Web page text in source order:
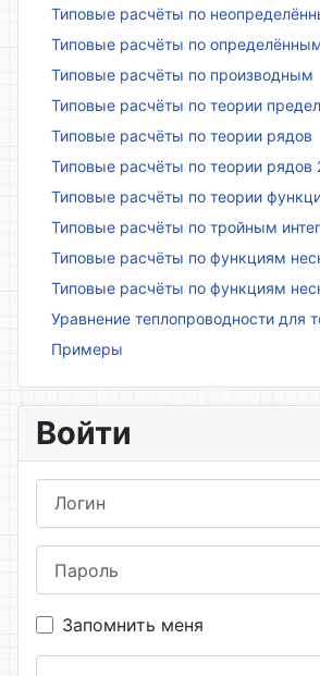
Типовые расчёты по
Типовые расчёты по
Типовые расчёты по производным
Типовые расчёты по теории
Типовые расчёты по теории рядов
Типовые расчёты по теории рядов
Типовые расчёты по теории
Типовые расчёты по тройным
Типовые расчёты по функциям
Типовые расчёты по функциям
Уравнение теплопроводности для
Примеры
Войти
Запомнить меня